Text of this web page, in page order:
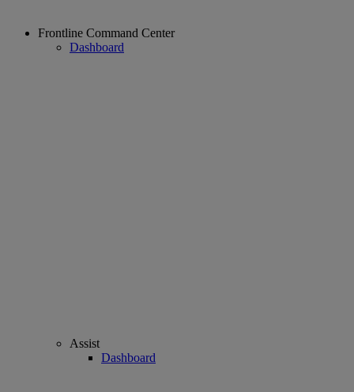
Frontline Command Center
Dashboard
Assist
Dashboard